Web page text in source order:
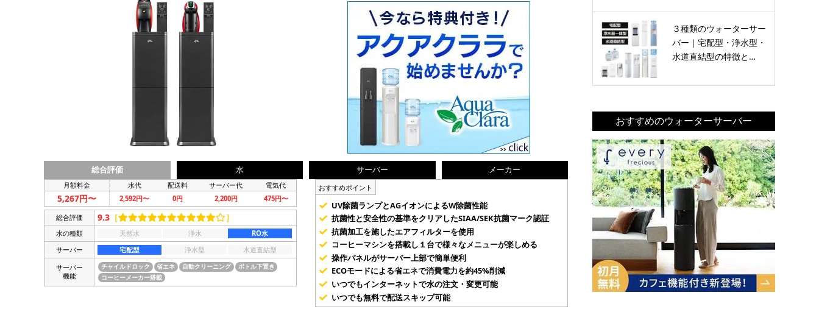
総合評価 水 サーバー メーカー
月額料金 水代 配送料 サーバー代 電気代
5,267円〜 2,592円〜 0円 2,200円 475円〜
総合評価 9.3 ［ ］
水の種類 天然水 浄水
RO水
サーバー
宅配型 浄水型
水道直結型
サーバー
機能
チャイルドロック 省エネ 自動クリーニング
ボトル下置き
コーヒーメーカー搭載
おすすめポイント
UV除菌ランプとAGイオンによるW除菌性能
抗菌性と安全性の基準をクリアしたSIAA/SEK抗菌マーク認証
抗菌加工を施したエアフィルターを使用
コーヒーマシンを搭載し１台で様々なメニューが楽しめる
操作パネルがサーバー上部で簡単便利
ECOモードによる省エネで消費電力を約45%削減
いつでもインターネットで水の注文・変更可能
いつでも無料で配送スキップ可能
３種類のウォーターサー
バー｜宅配型・浄水型・
水道直結型の特徴と…
おすすめのウォーターサーバー